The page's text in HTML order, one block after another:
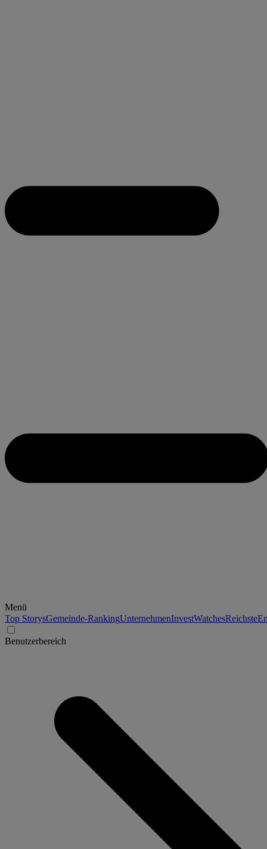
Menü
Top StorysGemeinde-RankingUnternehmenInvestWatchesReichste
Benutzerbereich